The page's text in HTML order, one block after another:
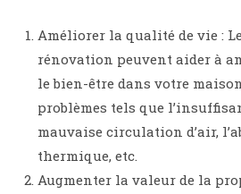
Améliorer la qualité de vie :
rénovation peuvent aider à
le bien-être dans votre
problèmes tels que
mauvaise circulation d’air,
thermique, etc.
Augmenter la valeur de la